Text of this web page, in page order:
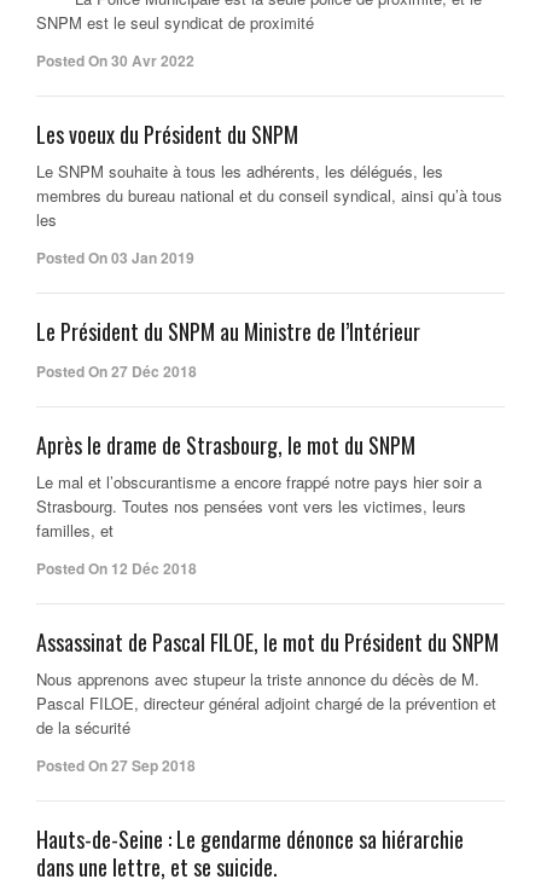
SNPM est le seul syndicat de proximité
Posted On 30 Avr 2022
Les voeux du Président du SNPM
Le SNPM souhaite à tous les adhérents, les délégués, les
membres du bureau national et du conseil syndical, ainsi qu’à tous
les
Posted On 03 Jan 2019
Le Président du SNPM au Ministre de l’Intérieur
Posted On 27 Déc 2018
Après le drame de Strasbourg, le mot du SNPM
Le mal et l’obscurantisme a encore frappé notre pays hier soir a
Strasbourg. Toutes nos pensées vont vers les victimes, leurs
familles, et
Posted On 12 Déc 2018
Assassinat de Pascal FILOE, le mot du Président du SNPM
Nous apprenons avec stupeur la triste annonce du décès de M.
Pascal FILOE, directeur général adjoint chargé de la prévention et
de la sécurité
Posted On 27 Sep 2018
Hauts-de-Seine : Le gendarme dénonce sa hiérarchie
dans une lettre, et se suicide.